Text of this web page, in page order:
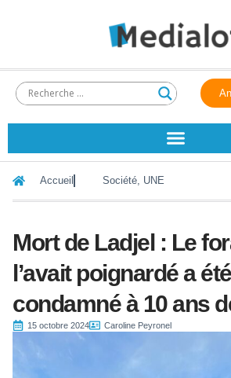
Accueil Société, UNE
Mort de Ladjel : Le
l’avait poignardé a été
condamné à 10 ans
15 octobre 2024 Caroline Peyronel